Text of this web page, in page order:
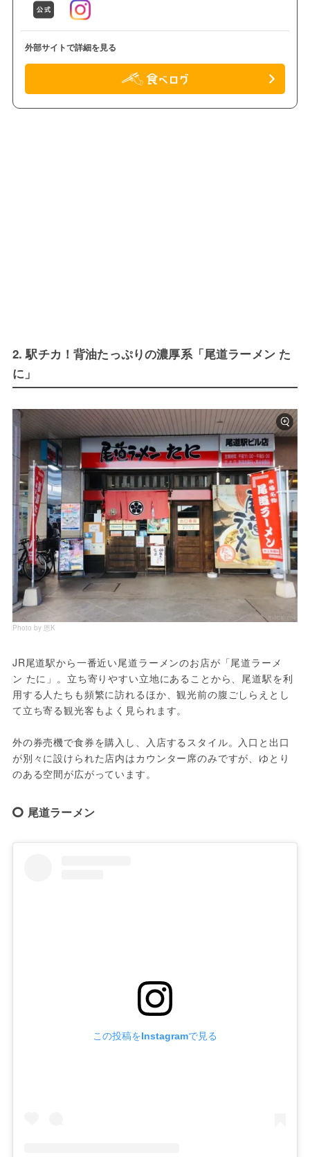
外部サイトで詳細を見る
2. 駅チカ！背油たっぷりの濃厚系「尾道ラーメン た
に」
Photo by 恩K
JR尾道駅から一番近い尾道ラーメンのお店が「尾道ラーメ
ン たに」。立ち寄りやすい立地にあることから、尾道駅を利
用する人たちも頻繁に訪れるほか、観光前の腹ごしらえとし
て立ち寄る観光客もよく見られます。
外の券売機で食券を購入し、入店するスタイル。入口と出口
が別々に設けられた店内はカウンター席のみですが、ゆとり
のある空間が広がっています。
尾道ラーメン
この投稿をInstagramで見る